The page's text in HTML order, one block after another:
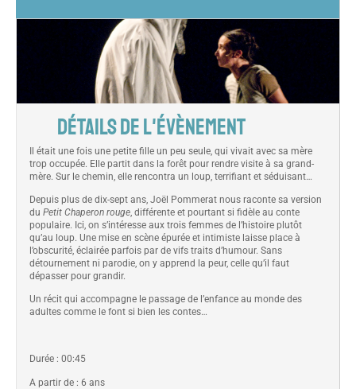
DÉTAILS DE L'ÉVÈNEMENT
Il était une fois une petite fille un peu seule, qui vivait avec sa mère
trop occupée. Elle partit dans la forêt pour rendre visite à sa grand-
mère. Sur le chemin, elle rencontra un loup, terrifiant et séduisant…
Depuis plus de dix-sept ans, Joël Pommerat nous raconte sa version
du Petit Chaperon rouge, différente et pourtant si fidèle au conte
populaire. Ici, on s’intéresse aux trois femmes de l’histoire plutôt
qu’au loup. Une mise en scène épurée et intimiste laisse place à
l’obscurité, éclairée parfois par de vifs traits d’humour. Sans
détournement ni parodie, on y apprend la peur, celle qu’il faut
dépasser pour grandir.
Un récit qui accompagne le passage de l’enfance au monde des
adultes comme le font si bien les contes…
Durée : 00:45
A partir de : 6 ans